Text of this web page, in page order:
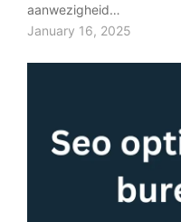
aanwezigheid…
January 16, 2025